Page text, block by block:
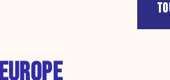
EUROPE